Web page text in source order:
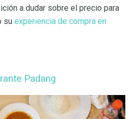
a dudar sobre el precio para
su experiencia de compra en
Padang